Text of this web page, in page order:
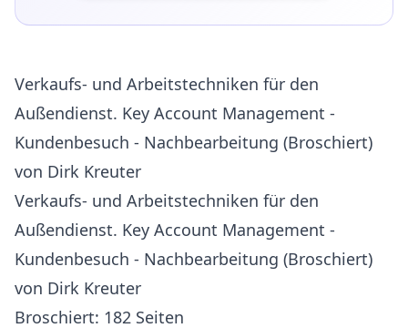
Verkaufs- und Arbeitstechniken für den
Außendienst. Key Account Management -
Kundenbesuch - Nachbearbeitung (Broschiert)
von Dirk Kreuter
Verkaufs- und Arbeitstechniken für den
Außendienst. Key Account Management -
Kundenbesuch - Nachbearbeitung (Broschiert)
von Dirk Kreuter
Broschiert: 182 Seiten